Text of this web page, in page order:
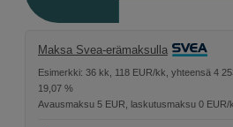
Maksa Svea-erämaksulla
Esimerkki: 36 kk, 118 EUR/kk, yhteensä 4
19,07 %
Avausmaksu 5 EUR, laskutusmaksu 0 EUR/